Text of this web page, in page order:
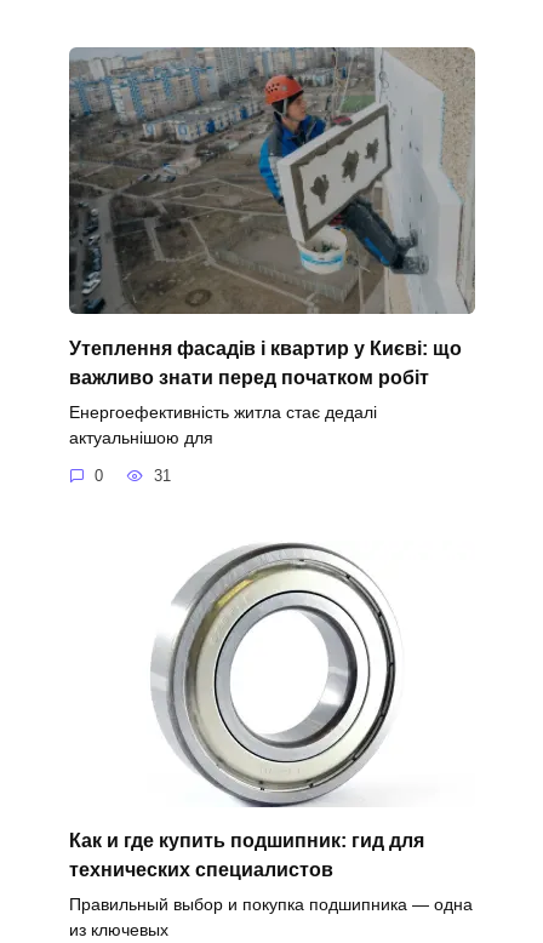
Утеплення фасадів і квартир у Києві: що
важливо знати перед початком робіт
Енергоефективність житла стає дедалі
актуальнішою для
0 31
Как и где купить подшипник: гид для
технических специалистов
Правильный выбор и покупка подшипника — одна
из ключевых